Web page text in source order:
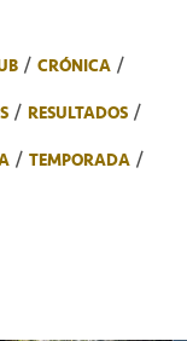
CRÓNICA
RESULTADOS
TEMPORADA